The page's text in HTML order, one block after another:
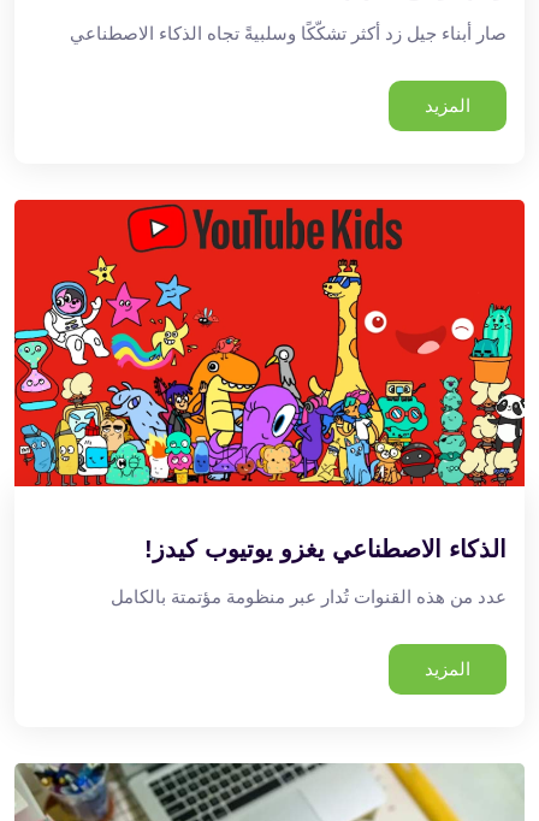
صار أبناء جيل زد أكثر تشكّكًا وسلبيةً تجاه الذكاء الاصطناعي
المزيد
الذكاء الاصطناعي يغزو يوتيوب كيدز!
عدد من هذه القنوات تُدار عبر منظومة مؤتمتة بالكامل
المزيد